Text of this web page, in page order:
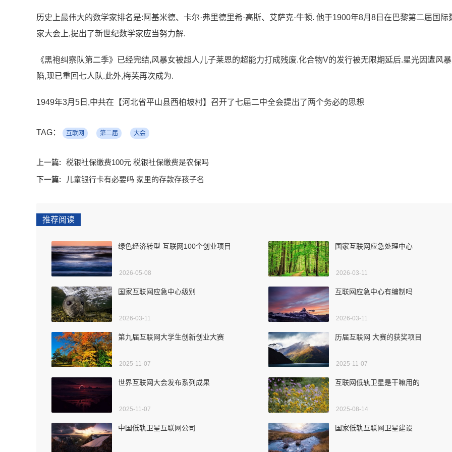
历史上最伟大的数学家排名是:阿基米德、卡尔·弗里德里希·高斯、艾萨克·牛顿. 他于1900年8月8日在巴黎第二届国际
家大会上,提出了新世纪数学家应当努力解.
《黑袍纠察队第二季》已经完结,风暴女被超人儿子莱恩的超能力打成残废.化合物V的发行被无限期延后.星光因遭风
陷,现已重回七人队.此外,梅芙再次成为.
1949年3月5日,中共在【河北省平山县西柏坡村】召开了七届二中全会提出了两个务必的思想
TAG： 互联网 第二届 大会
上一篇:
税银社保缴费100元 税银社保缴费是农保吗
下一篇:
儿童银行卡有必要吗 家里的存款存孩子名
推荐阅读
绿色经济转型 互联网100个创业项目
2026-05-08
国家互联网应急处理中心
2026-03-11
国家互联网应急中心级别
2026-03-11
互联网应急中心有编制吗
2026-03-11
第九届互联网大学生创新创业大赛
2025-11-07
历届互联网 大赛的获奖项目
2025-11-07
世界互联网大会发布系列成果
2025-11-07
互联网低轨卫星是干嘛用的
2025-08-14
中国低轨卫星互联网公司 国家低轨互联网卫星建设